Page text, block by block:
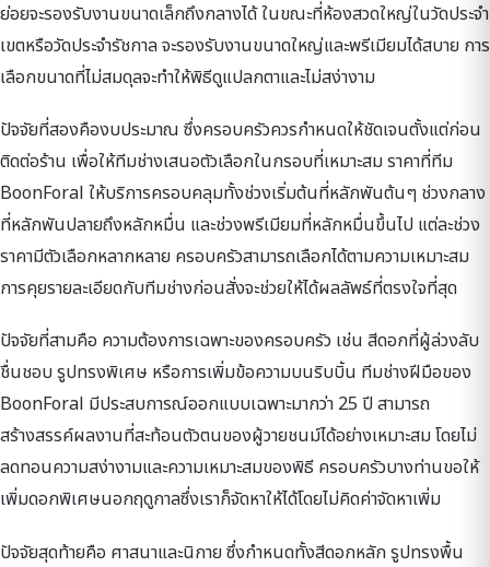
ย่อยจะรองรับงานขนาดเล็กถึงกลางได้ ในขณะที่ห้องสวดใหญ่ในวัดประจำ
เขตหรือวัดประจำรัชกาล จะรองรับงานขนาดใหญ่และพรีเมียมได้สบาย การ
เลือกขนาดที่ไม่สมดุลจะทำให้พิธีดูแปลกตาและไม่สง่างาม
ปัจจัยที่สองคืองบประมาณ ซึ่งครอบครัวควรกำหนดให้ชัดเจนตั้งแต่ก่อน
ติดต่อร้าน เพื่อให้ทีมช่างเสนอตัวเลือกในกรอบที่เหมาะสม ราคาที่ทีม
BoonForal ให้บริการครอบคลุมทั้งช่วงเริ่มต้นที่หลักพันต้นๆ ช่วงกลาง
ที่หลักพันปลายถึงหลักหมื่น และช่วงพรีเมียมที่หลักหมื่นขึ้นไป แต่ละช่วง
ราคามีตัวเลือกหลากหลาย ครอบครัวสามารถเลือกได้ตามความเหมาะสม
การคุยรายละเอียดกับทีมช่างก่อนสั่งจะช่วยให้ได้ผลลัพธ์ที่ตรงใจที่สุด
ปัจจัยที่สามคือ ความต้องการเฉพาะของครอบครัว เช่น สีดอกที่ผู้ล่วงลับ
ชื่นชอบ รูปทรงพิเศษ หรือการเพิ่มข้อความบนริบบิ้น ทีมช่างฝีมือของ
BoonForal มีประสบการณ์ออกแบบเฉพาะมากว่า 25 ปี สามารถ
สร้างสรรค์ผลงานที่สะท้อนตัวตนของผู้วายชนม์ได้อย่างเหมาะสม โดยไม่
ลดทอนความสง่างามและความเหมาะสมของพิธี ครอบครัวบางท่านขอให้
เพิ่มดอกพิเศษนอกฤดูกาลซึ่งเราก็จัดหาให้ได้โดยไม่คิดค่าจัดหาเพิ่ม
ปัจจัยสุดท้ายคือ ศาสนาและนิกาย ซึ่งกำหนดทั้งสีดอกหลัก รูปทรงพื้น